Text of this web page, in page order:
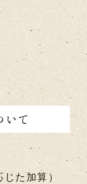
て
た加算）